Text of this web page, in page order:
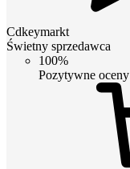
Cdkeymarkt
Świetny sprzedawca
100%
Pozytywne oceny